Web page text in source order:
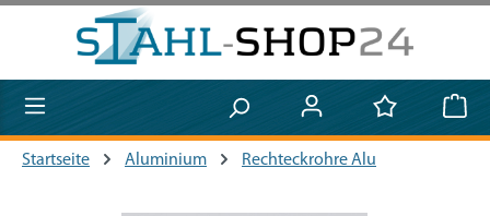
Zum Hauptinhalt springen
Startseite Aluminium Rechteckrohre Alu